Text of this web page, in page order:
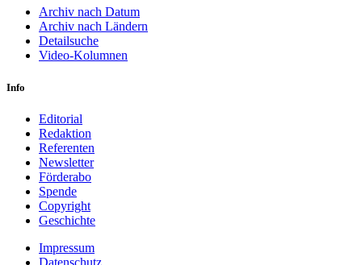
Archiv nach Datum
Archiv nach Ländern
Detailsuche
Video-Kolumnen
Info
Editorial
Redaktion
Referenten
Newsletter
Förderabo
Spende
Copyright
Geschichte
Impressum
Datenschutz